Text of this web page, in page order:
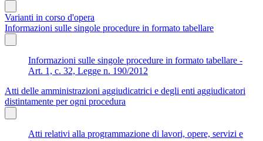
Varianti in corso d'opera
Informazioni sulle singole procedure in formato tabellare
Informazioni sulle singole procedure in formato tabellare -
Art. 1, c. 32, Legge n. 190/2012
Atti delle amministrazioni aggiudicatrici e degli enti aggiudicatori
distintamente per ogni procedura
Atti relativi alla programmazione di lavori, opere, servizi e